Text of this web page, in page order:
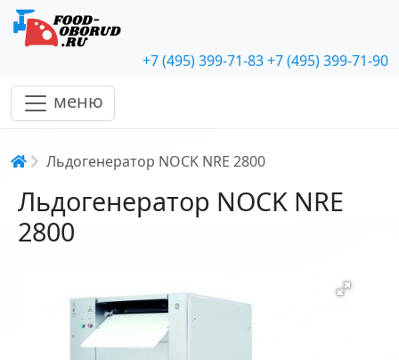
+7 (495) 399-71-83+7 (495) 399-71-90
меню
Строка навигации
Льдогенератор NOCK NRE 2800
Льдогенератор NOCK NRE
2800